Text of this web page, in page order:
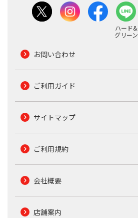
ハード&
グリーン
お問い合わせ
ご利用ガイド
サイトマップ
ご利用規約
会社概要
店舗案内